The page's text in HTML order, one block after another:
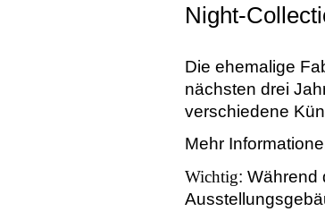
Night-
Die ehemalige
nächsten drei
verschiedene
Mehr
Wichtig: Während